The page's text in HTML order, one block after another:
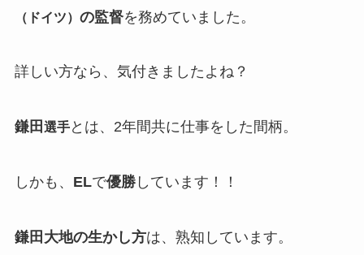
（ドイツ） の監督を務めていました。
詳しい方なら、気付きましたよね？
鎌田 選手とは、2年間共に仕事をした間柄。
しかも、 ELで優勝しています！！
鎌田大地の生かし方は、熟知しています。